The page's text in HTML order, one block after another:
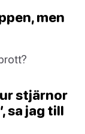
men
stjärnor
sa jag till